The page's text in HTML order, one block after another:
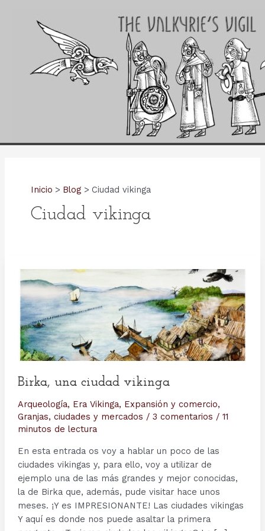
Inicio Blog Ciudad vikinga
Ciudad vikinga
Birka, una ciudad vikinga
Arqueología, Era Vikinga, Expansión y comercio,
Granjas, ciudades y mercados / 3 comentarios / 11
minutos de lectura
En esta entrada os voy a hablar un poco de las
ciudades vikingas y, para ello, voy a utilizar de
ejemplo una de las más grandes y mejor conocidas,
la de Birka que, además, pude visitar hace unos
meses. ¡Y es IMPRESIONANTE! Las ciudades vikingas
Y aquí es donde nos puede asaltar la primera